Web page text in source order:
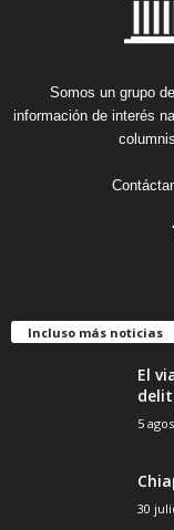
Somos un grupo
información de interés
Incluso más noticias
El
5
30